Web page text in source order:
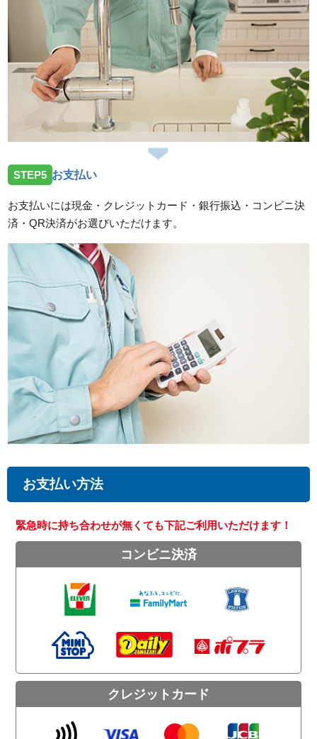
STEP5 お支払い
お支払いには現金・クレジットカード・銀行振込・コンビニ決
済・QR決済がお選びいただけます。
お支払い方法
緊急時に持ち合わせが無くても下記ご利用いただけます！
コンビニ決済
クレジットカード